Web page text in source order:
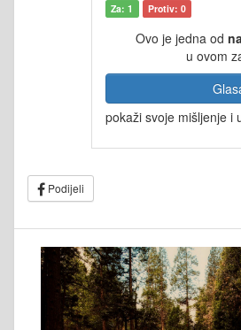
Za: 1 Protiv: 0
Ovo je jedna od
u ovom
pokaži svoje mišljenje i
Podijeli